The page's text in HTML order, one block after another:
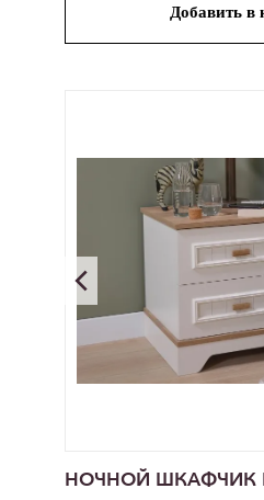
Добавить
НОЧНОЙ ШКАФЧИК